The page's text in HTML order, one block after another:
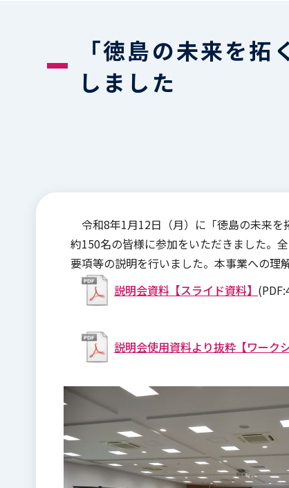
「徳島の未来を
しました
令和8年1月12日（月）に「徳島の未来を
約150名の皆様に参加をいただきました。
要項等の説明を行いました。本事業への理
説明会資料【スライド資料】
説明会使用資料より抜粋【ワーク